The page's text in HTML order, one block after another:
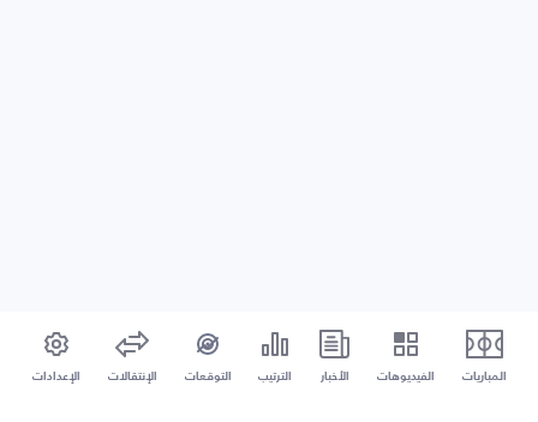
المباريات الفيديوهات الأخبار الترتيب التوقعات الإنتقالات الإعدادات